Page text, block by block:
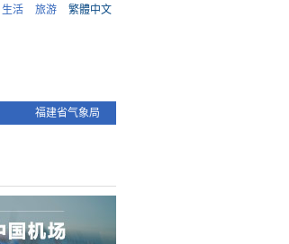
生活 旅游 繁體中文
福建省气象局